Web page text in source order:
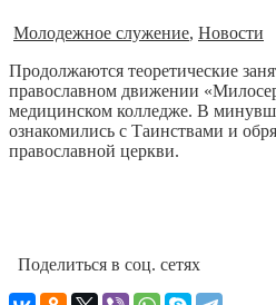
Молодежное служение, Новости
Продолжаются теоретические
православном движении
медицинском колледже. В
ознакомились с Таинствами и
православной церкви.
Поделиться в соц. сетях